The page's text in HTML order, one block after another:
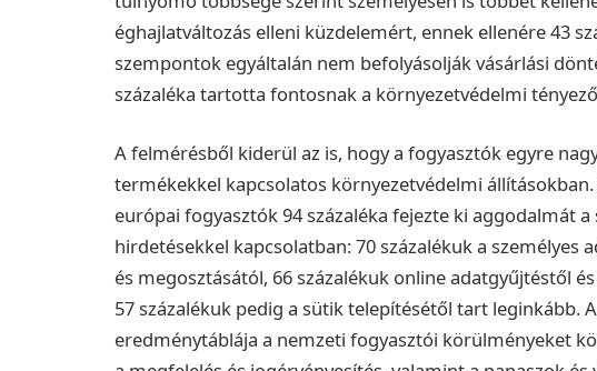
éghajlatváltozás elleni küzdelemért, ennek ellenére 43
szempontok egyáltalán nem befolyásolják vásárlási
százaléka tartotta fontosnak a környezetvédelmi
A felmérésből kiderül az is, hogy a fogyasztók egyre
termékekkel kapcsolatos környezetvédelmi állításokban.
európai fogyasztók 94 százaléka fejezte ki aggodalmát
hirdetésekkel kapcsolatban: 70 százalékuk a személyes
és megosztásától, 66 százalékuk online adatgyűjtéstől
57 százalékuk pedig a sütik telepítésétől tart leginkább.
eredménytáblája a nemzeti fogyasztói körülményeket